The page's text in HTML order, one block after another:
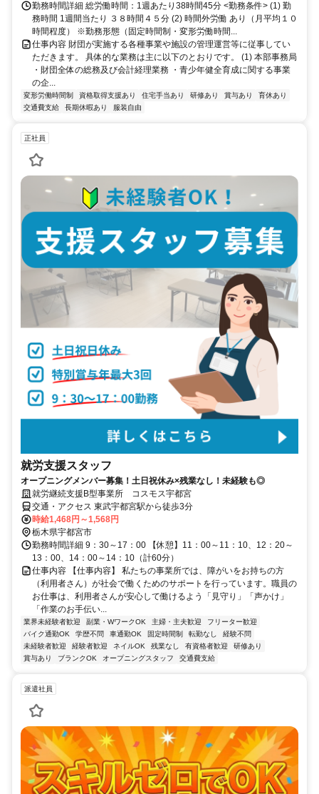
勤務時間詳細 総労働時間：1週あたり38時間45分 <勤務条件> (1) 勤
務時間 1週間当たり ３８時間４５分 (2) 時間外労働 あり（月平均１０
時間程度） ※勤務形態（固定時間制・変形労働時間...
仕事内容 財団が実施する各種事業や施設の管理運営等に従事してい
ただきます。 具体的な業務は主に以下のとおりです。 (1) 本部事務局
・財団全体の総務及び会計経理業務 ・青少年健全育成に関する事業
の企...
変形労働時間制 資格取得支援あり 住宅手当あり 研修あり 賞与あり
育休あり
交通費支給
長期休暇あり 服装自由
正社員
就労支援スタッフ
オープニングメンバー募集！土日祝休み×残業なし！未経験も◎
就労継続支援B型事業所 コスモス宇都宮
交通・アクセス 東武宇都宮駅から徒歩3分
時給1,468円～1,568円
栃木県宇都宮市
勤務時間詳細 9：30～17：00 【休憩】11：00～11：10、12：20～
13：00、14：00～14：10（計60分）
仕事内容 【仕事内容】 私たちの事業所では、障がいをお持ちの方
（利用者さん）が社会で働くためのサポートを行っています。職員の
お仕事は、利用者さんが安心して働けるよう「見守り」「声かけ」
「作業のお手伝い...
業界未経験者歓迎 副業・WワークOK 主婦・主夫歓迎
フリーター歓迎
バイク通勤OK
学歴不問 車通勤OK 固定時間制 転勤なし
経験不問
未経験者歓迎
経験者歓迎 ネイルOK 残業なし 有資格者歓迎
研修あり
賞与あり
ブランクOK オープニングスタッフ 交通費支給
派遣社員